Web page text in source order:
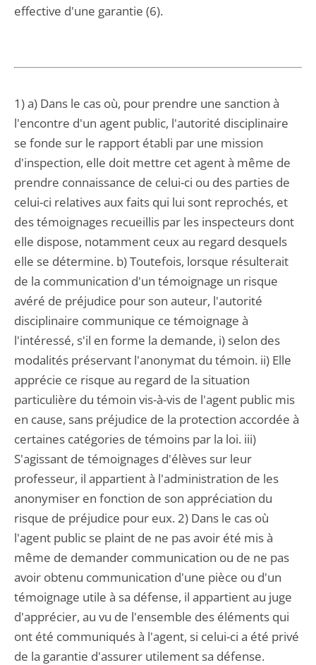
effective d'une garantie (6).
1) a) Dans le cas où, pour prendre une sanction à
l'encontre d'un agent public, l'autorité disciplinaire
se fonde sur le rapport établi par une mission
d'inspection, elle doit mettre cet agent à même de
prendre connaissance de celui-ci ou des parties de
celui-ci relatives aux faits qui lui sont reprochés, et
des témoignages recueillis par les inspecteurs dont
elle dispose, notamment ceux au regard desquels
elle se détermine. b) Toutefois, lorsque résulterait
de la communication d'un témoignage un risque
avéré de préjudice pour son auteur, l'autorité
disciplinaire communique ce témoignage à
l'intéressé, s'il en forme la demande, i) selon des
modalités préservant l'anonymat du témoin. ii) Elle
apprécie ce risque au regard de la situation
particulière du témoin vis-à-vis de l'agent public mis
en cause, sans préjudice de la protection accordée à
certaines catégories de témoins par la loi. iii)
S'agissant de témoignages d'élèves sur leur
professeur, il appartient à l'administration de les
anonymiser en fonction de son appréciation du
risque de préjudice pour eux. 2) Dans le cas où
l'agent public se plaint de ne pas avoir été mis à
même de demander communication ou de ne pas
avoir obtenu communication d'une pièce ou d'un
témoignage utile à sa défense, il appartient au juge
d'apprécier, au vu de l'ensemble des éléments qui
ont été communiqués à l'agent, si celui-ci a été privé
de la garantie d'assurer utilement sa défense.